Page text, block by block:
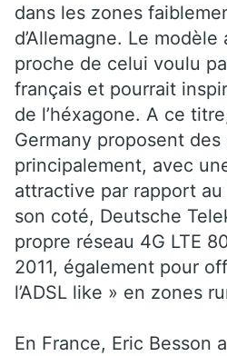
dans les zones
d’Allemagne. Le
proche de celui voulu
français et pourrait
de l’héxagone. A ce
Germany proposent
principalement, avec
attractive par rapport au
son coté, Deutsche
propre réseau 4G LTE
2011, également pour
l’ADSL like » en zones
En France, Eric Besson